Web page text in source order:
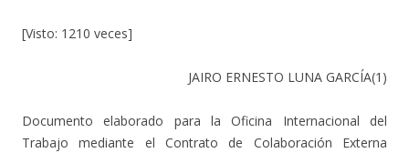
[Visto: 1210 veces]
JAIRO ERNESTO LUNA GARCÍA(1)
Documento elaborado para la Oficina Internacional del
Trabajo mediante el Contrato de Colaboración Externa